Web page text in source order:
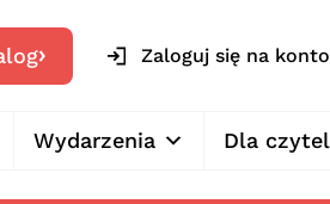
Zaloguj się na konto
Wydarzenia Dla